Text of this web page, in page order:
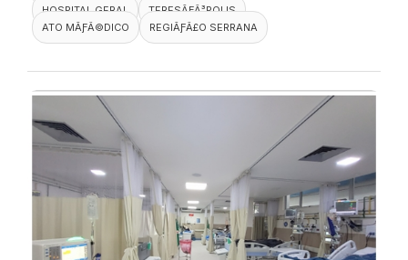
HOSPITAL GERAL
TERESÃƑÂ³POLIS
ATO MÃƑÂ©DICO
REGIÃƑÂ£O SERRANA